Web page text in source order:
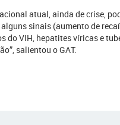
atual, ainda de crise,
sinais (aumento de
do VIH, hepatites víricas e
salientou o GAT.